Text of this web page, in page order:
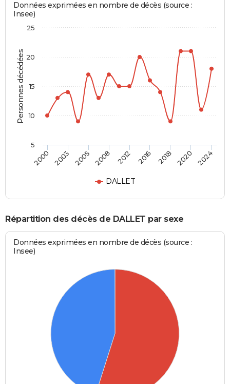
Personnes décédées
Données exprimées en nombre de décès (source :
Insee)
DALLET
2000 2003 2005 2008 2012 2016 2018 2020 2024
5
10
15
20
25
Répartition des décès de DALLET par sexe
Données exprimées en nombre de décès (source :
Insee)